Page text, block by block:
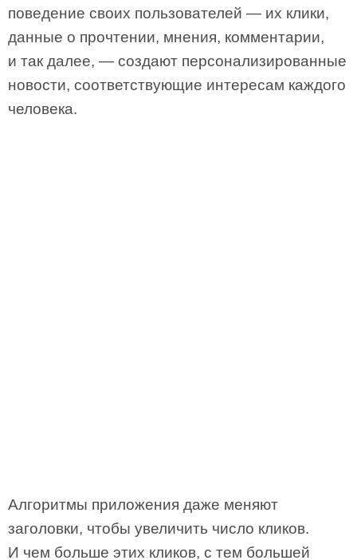
поведение своих пользователей — их клики,
данные о прочтении, мнения, комментарии,
и так далее, — создают персонализированные
новости, соответствующие интересам каждого
человека.
Алгоритмы приложения даже меняют
заголовки, чтобы увеличить число кликов.
И чем больше этих кликов, с тем большей